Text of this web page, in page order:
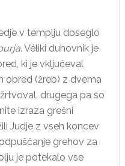
v templju doseglo
. Véliki duhovnik je
ki je vključeval
obred (žreb) z dvema
drugega pa so
izraza grešni
Judje z vseh koncev
grehov za
je potekalo vse